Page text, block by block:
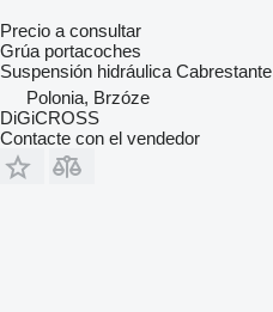
Precio a consultar
Grúa portacoches
Suspensión hidráulica Cabrestante
Polonia, Brzóze
DiGiCROSS
Contacte con el vendedor